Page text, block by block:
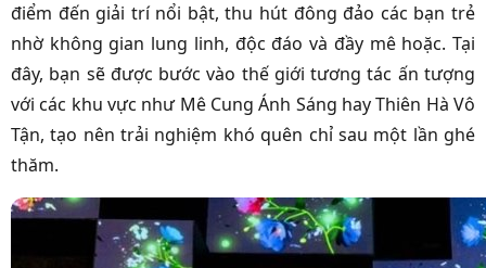
điểm đến giải trí nổi bật, thu hút đông đảo các bạn trẻ
nhờ không gian lung linh, độc đáo và đầy mê hoặc. Tại
đây, bạn sẽ được bước vào thế giới tương tác ấn tượng
với các khu vực như Mê Cung Ánh Sáng hay Thiên Hà Vô
Tận, tạo nên trải nghiệm khó quên chỉ sau một lần ghé
thăm.